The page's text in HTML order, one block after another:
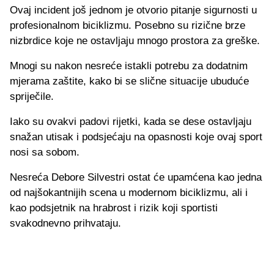
Ovaj incident još jednom je otvorio pitanje sigurnosti u
profesionalnom biciklizmu. Posebno su rizične brze
nizbrdice koje ne ostavljaju mnogo prostora za greške.
Mnogi su nakon nesreće istakli potrebu za dodatnim
mjerama zaštite, kako bi se slične situacije ubuduće
spriječile.
Iako su ovakvi padovi rijetki, kada se dese ostavljaju
snažan utisak i podsjećaju na opasnosti koje ovaj sport
nosi sa sobom.
Nesreća Debore Silvestri ostat će upamćena kao jedna
od najšokantnijih scena u modernom biciklizmu, ali i
kao podsjetnik na hrabrost i rizik koji sportisti
svakodnevno prihvataju.